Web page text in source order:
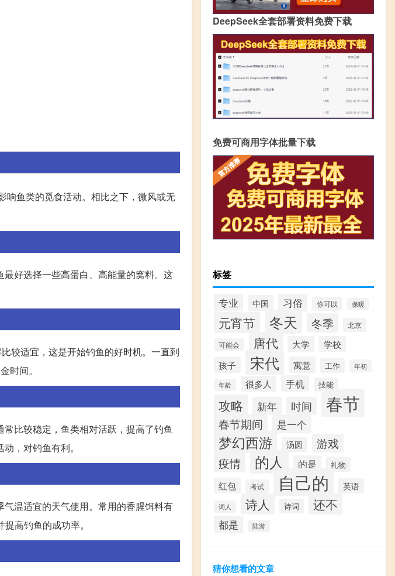
响鱼类的觅食活动。相比之下，微风或无
好选择一些高蛋白、高能量的窝料。这
较适宜，这是开始钓鱼的好时机。一直到
时间。
比较稳定，鱼类相对活跃，提高了钓鱼
，对钓鱼有利。
温适宜的天气使用。常用的香腥饵料有
高钓鱼的成功率。
DeepSeek全套部署资料免费下载
免费可商用字体批量下载
标签
专业 中国 习俗 你可以 保暖
元宵节 冬天 冬季 北京
可能会 唐代 大学
学校
孩子
宋代 寓意 工作 年初
年龄 很多人 手机 技能
攻略 新年 时间 春节
春节期间 是一个
梦幻西游 汤圆 游戏
疫情 的人 的是 礼物
红包 考试 自己的 英语
词人 诗人 诗词 还不
都是 陆游
猜你想看的文章